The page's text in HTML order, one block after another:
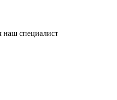
наш специалист